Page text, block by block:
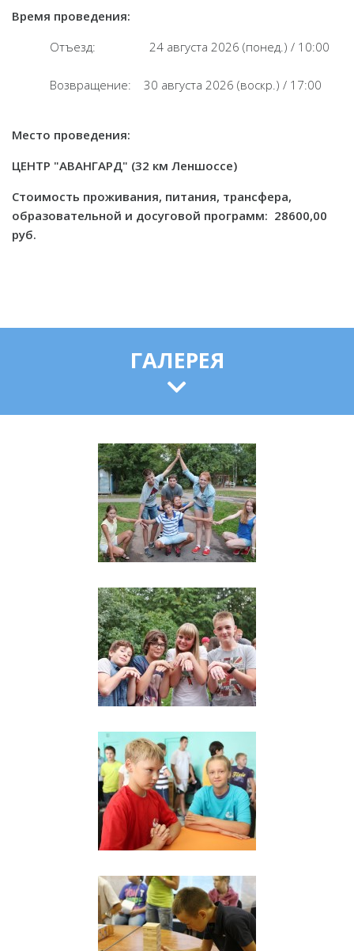
Время проведения:
Отъезд: 24 августа 2026 (понед.) / 10:00
Возвращение: 30 августа 2026 (воскр.) / 17:00
Место проведения:
ЦЕНТР "АВАНГАРД" (32 км Леншоссе)
Стоимость проживания, питания, трансфера,
образовательной и досуговой программ: 28600,00
руб.
ГАЛЕРЕЯ